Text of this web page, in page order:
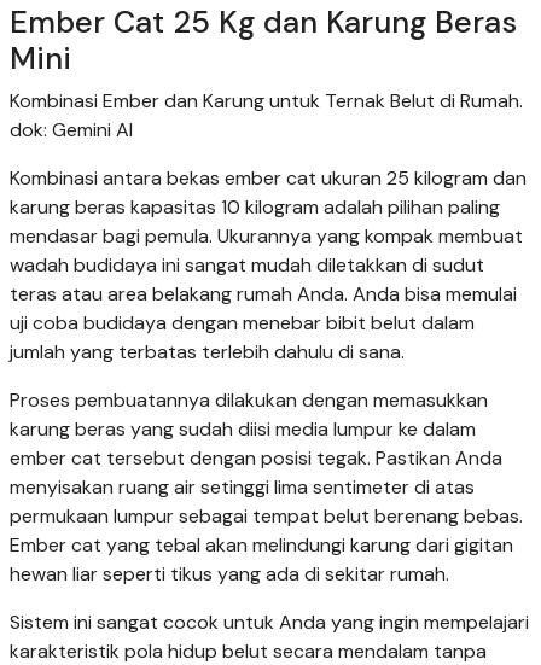
Ember Cat 25 Kg dan Karung Beras
Mini
Kombinasi Ember dan Karung untuk Ternak Belut di Rumah.
dok: Gemini AI
Kombinasi antara bekas ember cat ukuran 25 kilogram dan
karung beras kapasitas 10 kilogram adalah pilihan paling
mendasar bagi pemula. Ukurannya yang kompak membuat
wadah budidaya ini sangat mudah diletakkan di sudut
teras atau area belakang rumah Anda. Anda bisa memulai
uji coba budidaya dengan menebar bibit belut dalam
jumlah yang terbatas terlebih dahulu di sana.
Proses pembuatannya dilakukan dengan memasukkan
karung beras yang sudah diisi media lumpur ke dalam
ember cat tersebut dengan posisi tegak. Pastikan Anda
menyisakan ruang air setinggi lima sentimeter di atas
permukaan lumpur sebagai tempat belut berenang bebas.
Ember cat yang tebal akan melindungi karung dari gigitan
hewan liar seperti tikus yang ada di sekitar rumah.
Sistem ini sangat cocok untuk Anda yang ingin mempelajari
karakteristik pola hidup belut secara mendalam tanpa